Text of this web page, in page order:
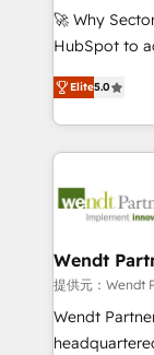
with good
brands. You
🚀 Why
HubSpot to
HubSpot
automation,
Technical
Integrations;
workflows;
Healthcare:
workflows 💼
workflows;
intake;
Elite5.0
Wendt
提供元：Wendt
Wendt